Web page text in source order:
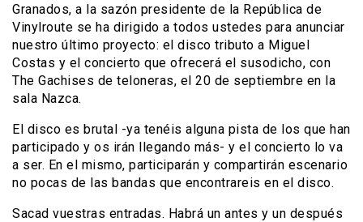
Granados, a la sazón presidente de la República de
Vinylroute se ha dirigido a todos ustedes para anunciar
nuestro último proyecto: el disco tributo a Miguel
Costas y el concierto que ofrecerá el susodicho, con
The Gachises de teloneras, el 20 de septiembre en la
sala Nazca.
El disco es brutal -ya tenéis alguna pista de los que han
participado y os irán llegando más- y el concierto lo va
a ser. En el mismo, participarán y compartirán escenario
no pocas de las bandas que encontrareis en el disco.
Sacad vuestras entradas. Habrá un antes y un después